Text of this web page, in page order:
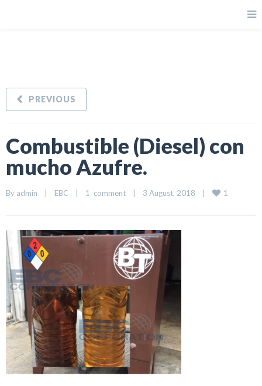
PREVIOUS
Combustible (Diesel) con
mucho Azufre.
By admin EBC 1  comment 3 August, 2018 1